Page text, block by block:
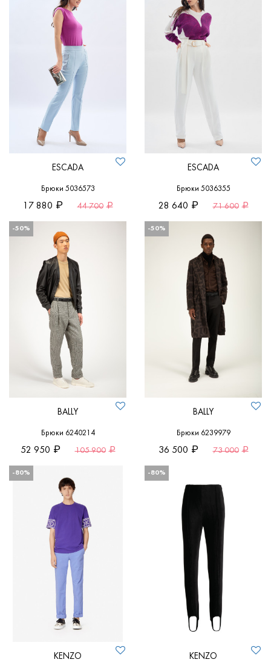
ESCADA
Брюки 5036573
17 880 44 700
ESCADA
Брюки 5036355
28 640 71 600
-50%
BALLY
Брюки 6240214
52 950 105 900
-50%
BALLY
Брюки 6239979
36 500 73 000
-80%
KENZO
-80%
KENZO